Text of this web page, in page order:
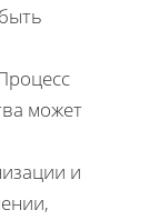
может
и